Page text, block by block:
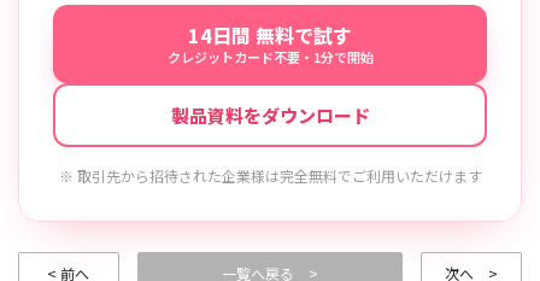
14日間 無料で試す
クレジットカード不要・1分で開始
製品資料をダウンロード
※ 取引先から招待された企業様は完全無料でご利用いただけます
< 前へ 一覧へ戻る > 次へ >